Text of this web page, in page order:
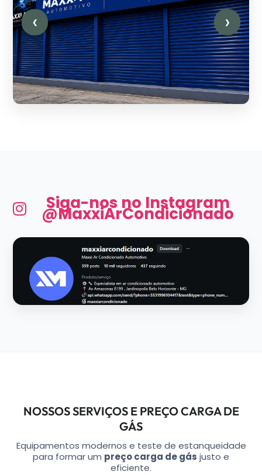
❮ ❯
Siga-nos no Instagram
@MaxxiArCondicionado
NOSSOS SERVIÇOS E PREÇO CARGA DE
GÁS
Equipamentos modernos e teste de estanqueidade
para formar um preço carga de gás justo e
eficiente.